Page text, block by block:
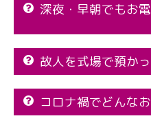
深夜・早朝でもお
故人を式場で預か
コロナ禍でどんな